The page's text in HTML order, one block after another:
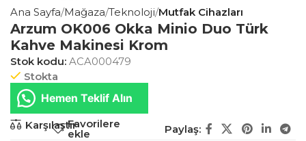
Ana Sayfa Mağaza Teknoloji Mutfak Cihazları
Arzum OK006 Okka Minio Duo Türk
Kahve Makinesi Krom
Stok kodu: ACA000479
Stokta
Hemen Teklif Alın
KarşılaştırFavorilere
ekle
Paylaş: